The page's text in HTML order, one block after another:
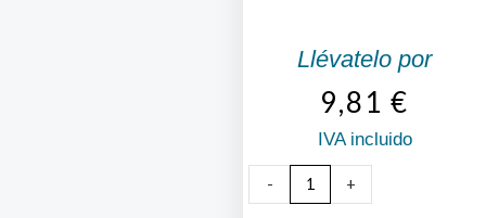
Llévatelo por
9,81 €
IVA incluido
-
Limpiador
Freidoras
+